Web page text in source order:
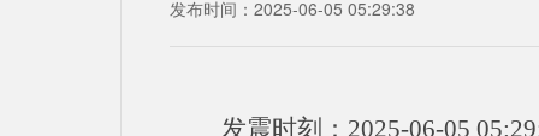
发布时间：2025-06-05 05:29:38
发震时刻：2025-06-05